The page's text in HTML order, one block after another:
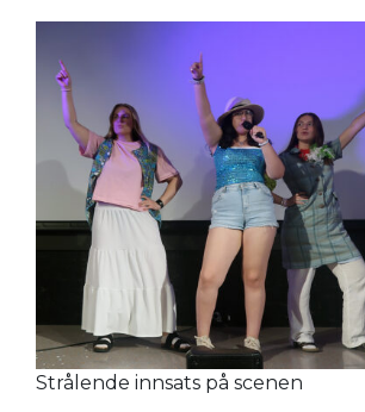
Strålende innsats på scenen